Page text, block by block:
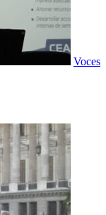
Voces